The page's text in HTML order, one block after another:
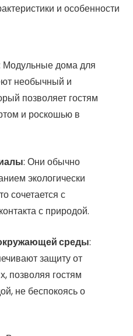
и особенности
Модульные дома для
необычный и
позволяет гостям
и роскошью в
: Они обычно
экологически
сочетается с
с природой.
среды:
защиту от
позволяя гостям
не беспокоясь о